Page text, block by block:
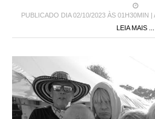
PUBLICADO DIA 02/10/2023 ÀS 01H30MIN |
LEIA MAIS ...